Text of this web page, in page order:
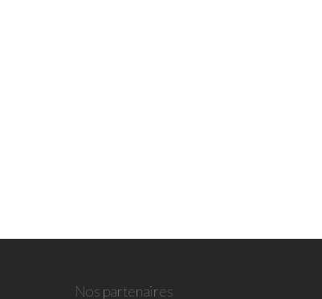
Nos partenaires